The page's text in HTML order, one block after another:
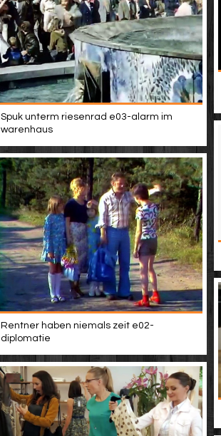
Spuk unterm riesenrad e03-alarm im
warenhaus
Rentner haben niemals zeit e02-
diplomatie